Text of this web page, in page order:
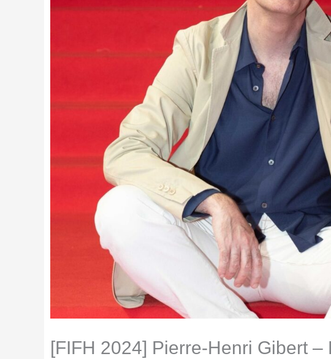
[FIFH 2024] Pierre-Henri Gibert –